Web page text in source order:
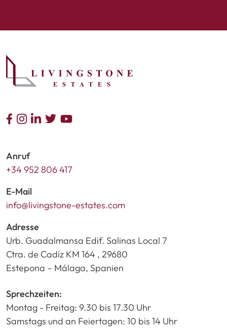
Anruf
+34 952 806 417
E-Mail
info@livingstone-estates.com
Adresse
Urb. Guadalmansa Edif. Salinas Local 7
Ctra. de Cadiz KM 164 , 29680
Estepona – Málaga, Spanien
Sprechzeiten:
Montag - Freitag: 9.30 bis 17.30 Uhr
Samstags und an Feiertagen: 10 bis 14 Uhr